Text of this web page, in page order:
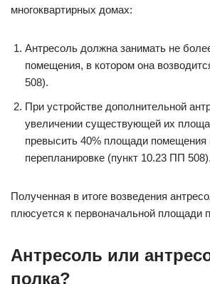
многоквартирных домах:
Антресоль должна занимать не
помещения, в котором она
508).
При устройстве дополнительной
увеличении существующей их
превысить 40% площади помещения
перепланировке (пункт 10.23 ПП 508).
Полученная в итоге возведения
плюсуется к первоначальной площади
Антресоль или
полка?